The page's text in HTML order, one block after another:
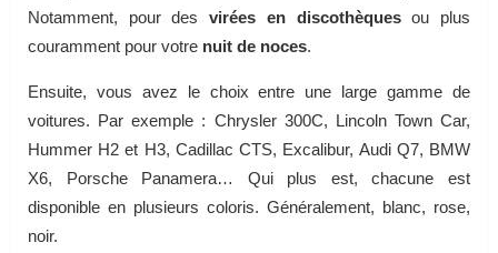
Notamment, pour desvirées en discothèquesou plus
couramment pour votre nuit de noces.
Ensuite, vous avez le choix entre une large gamme de
voitures. Par exemple : Chrysler 300C, Lincoln Town Car,
Hummer H2 et H3, Cadillac CTS, Excalibur, Audi Q7, BMW
X6, Porsche Panamera… Qui plus est, chacune est
disponible en plusieurs coloris. Généralement, blanc, rose,
noir.